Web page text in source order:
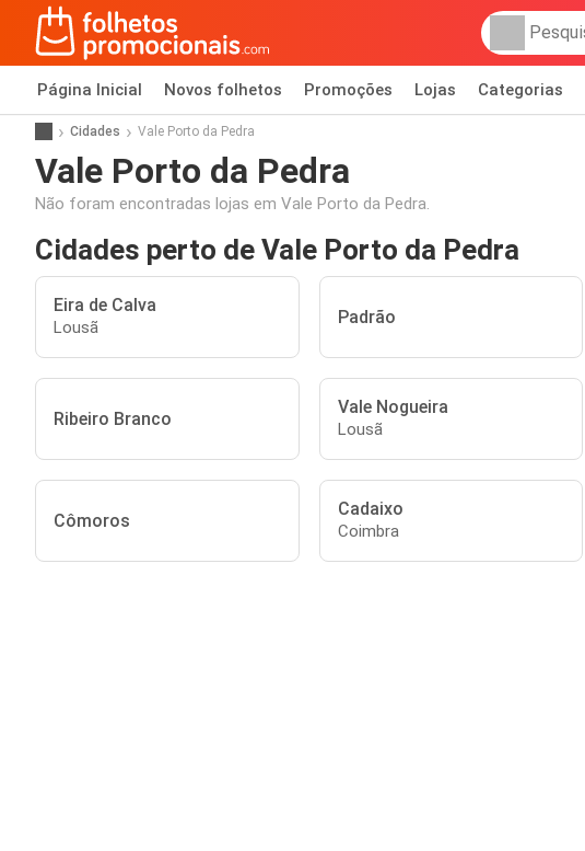
Página Inicial Novos folhetos Promoções Lojas Categorias
Cidades Vale Porto da Pedra
Vale Porto da Pedra
Não foram encontradas lojas em Vale Porto da Pedra.
Cidades perto de Vale Porto da Pedra
Eira de Calva
Lousã Padrão
Ribeiro Branco
Vale Nogueira
Lousã
Cômoros
Cadaixo
Coimbra